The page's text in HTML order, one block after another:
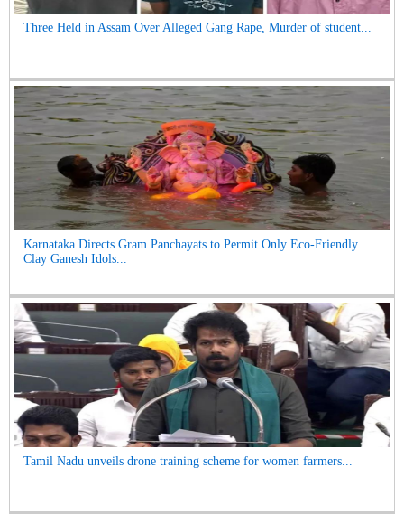
Three Held in Assam Over Alleged Gang Rape, Murder of student...
Karnataka Directs Gram Panchayats to Permit Only Eco-Friendly
Clay Ganesh Idols...
Tamil Nadu unveils drone training scheme for women farmers...